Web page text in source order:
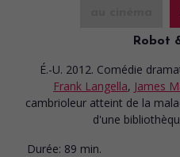
Robot
É.-U. 2012. Comédie
Frank Langella, James
cambrioleur atteint de la
d'une
Durée: 89 min.